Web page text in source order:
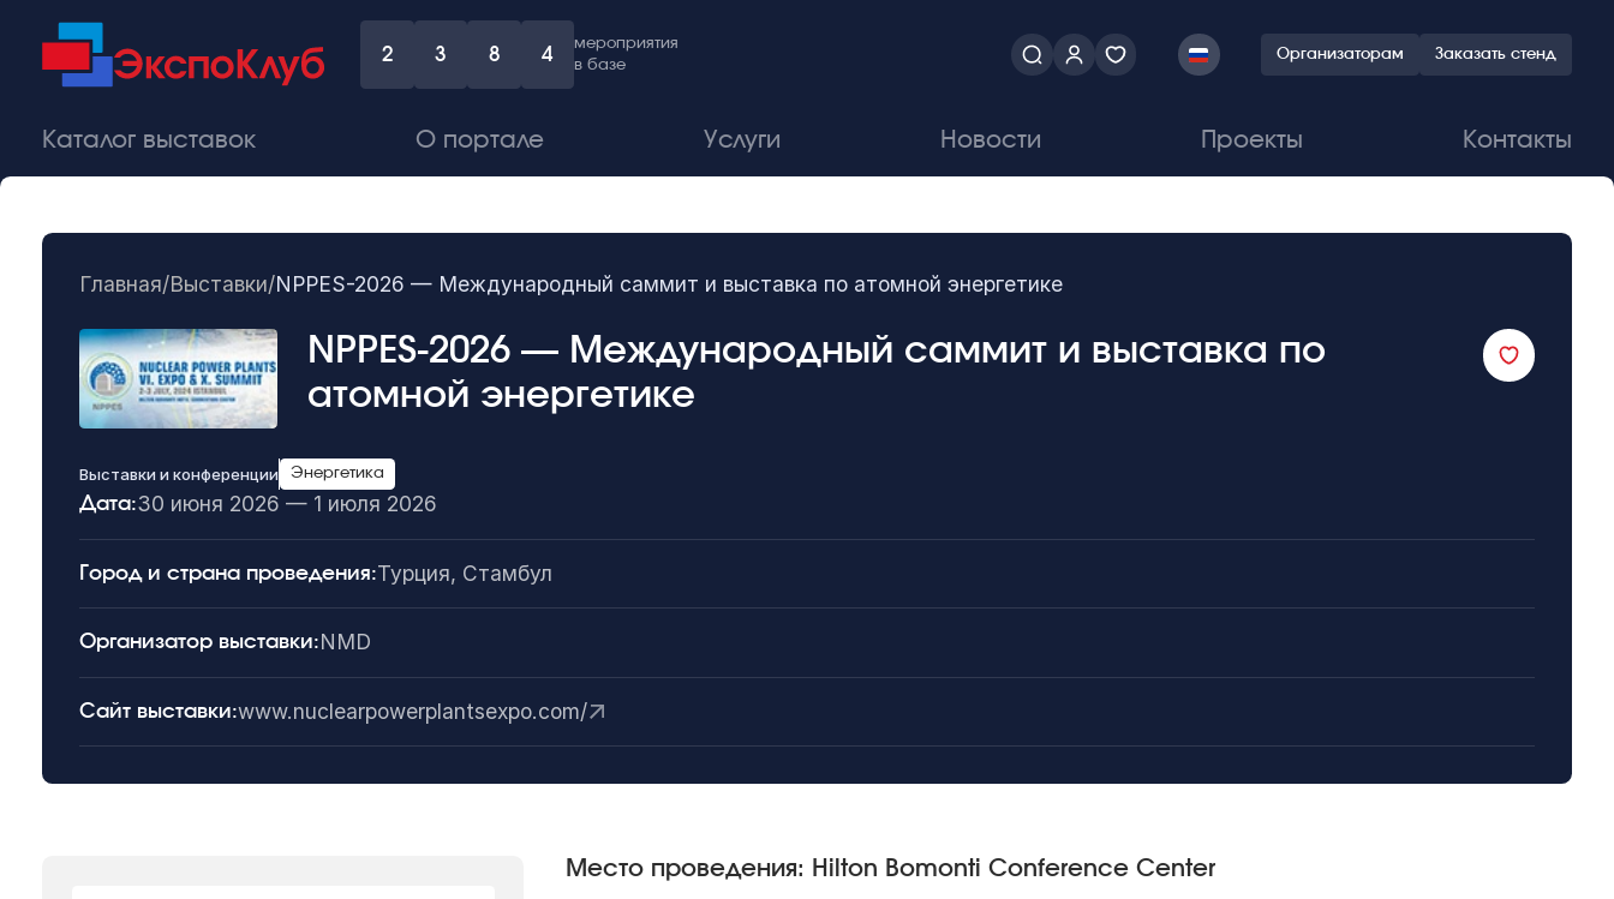
2 3 8 4
мероприятия
в базе
Организаторам Заказать стенд
Каталог выставок О портале Услуги Новости Проекты Контакты
Главная/Выставки/NPPES-2026 — Международный саммит и выставка по атомной энергетике
NPPES-2026 — Международный саммит и выставка по
атомной энергетике
Выставки и конференции Энергетика
Дата:30 июня 2026 — 1 июля 2026
Город и страна проведения:Турция, Стамбул
Организатор выставки:NMD
Сайт выставки:www.nuclearpowerplantsexpo.com/
Место проведения: Hilton Bomonti Conference Center